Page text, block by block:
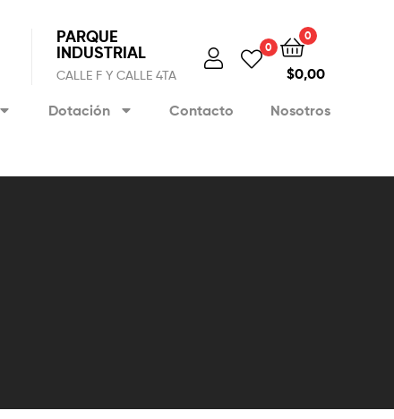
PARQUE
INDUSTRIAL
CALLE F Y CALLE 4TA
0
0
$0,00
Dotación Contacto Nosotros